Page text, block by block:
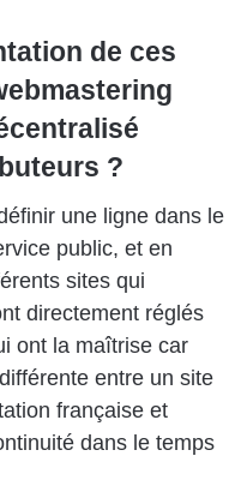
de ces
?
une ligne dans le
public, et en
sites qui
directement réglés
ont la maîtrise car
entre un site
française et
dans le temps